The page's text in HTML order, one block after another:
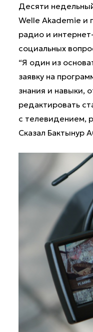
Десяти
Welle Akademie и
радио и
социальных
“Я один из
заявку на
знания и навыки,
редактировать
с телевидением,
Сказал Бактынур